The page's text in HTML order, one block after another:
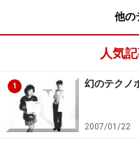
他の
人気
1 幻のテクノ
2007/01/22